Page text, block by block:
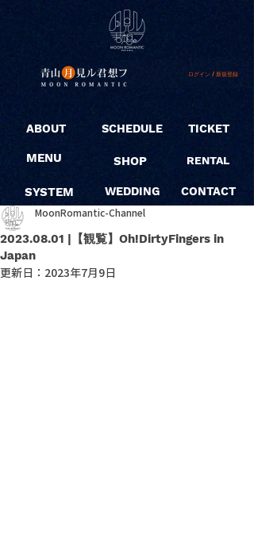
ログイン / 新規登録
ABOUT
MENU
SYSTEM
SCHEDULE
SHOP
WEDDING
TICKET
RENTAL
CONTACT
2023.08.01 |【観覧】Oh!DirtyFingers in
Japan
MoonRomantic-Channel
更新日： 2023年7月9日